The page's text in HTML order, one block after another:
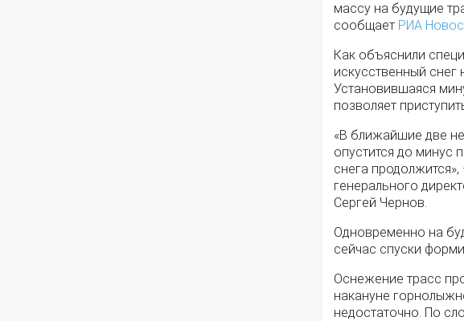
массу на будущие
сообщает РИА
Как объяснили
искусственный
Установившаяся
позволяет
«В ближайшие две
опустится до минус
снега
генерального
Сергей Чернов.
Одновременно на
сейчас спуски
Оснежение трасс
накануне
недостаточно. По